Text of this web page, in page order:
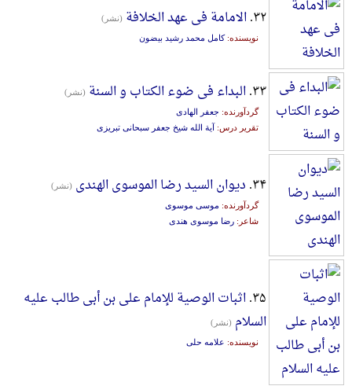
۳۲. الامامة فی عهد الخلافة (نشر)
نویسنده:کامل محمد رشید بیضون
۳۳. البداء فی ضوء الکتاب و السنة (نشر)
گردآورنده: جعفر الهادی
تقریر درس: آیة الله شیخ جعفر سبحانی تبریزی
۳۴. دیوان السید رضا الموسوی الهندی (نشر)
گردآورنده: موسی موسوی
شاعر: رضا موسوی هندی
۳۵. اثبات الوصیة للإمام علی بن أبی طالب علیه
السلام (نشر)
نویسنده: علامه حلی